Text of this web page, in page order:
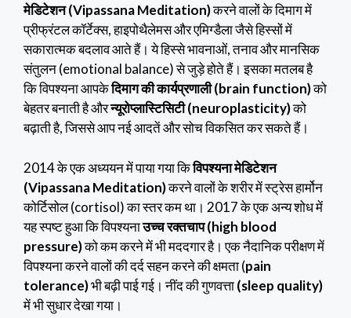
मेडिटेशन (Vipassana Meditation)करने वालों के दिमाग में
प्रीफ्रंटल कॉर्टेक्स, हाइपोथैलेमस और एमिग्डैला जैसे हिस्सों में
सकारात्मक बदलाव आते हैं। ये हिस्से भावनाओं, तनाव और मानसिक
संतुलन (emotional balance) से जुड़े होते हैं। इसका मतलब है
कि विपश्यना आपकेदिमाग की कार्यप्रणाली (brain function)को
बेहतर बनाती है औरन्यूरोप्लास्टिसिटी (neuroplasticity)को
बढ़ाती है, जिससे आप नई आदतें और सोच विकसित कर सकते हैं।
2014 के एक अध्ययन में पाया गया किविपश्यना मेडिटेशन
(Vipassana Meditation)करने वालों के शरीर में स्ट्रेस हार्मोन
कोर्टिसोल (cortisol) का स्तर कम था। 2017 के एक अन्य शोध में
यह स्पष्ट हुआ कि विपश्यनाउच्च रक्तचाप (high blood
pressure)को कम करने में भी मददगार है। एक नैदानिक परीक्षण में
विपश्यना करने वालों की दर्द सहन करने की क्षमता (pain
tolerance)भी बढ़ी पाई गई। नींद की गुणवत्ता(sleep quality)
में भी सुधार देखा गया।